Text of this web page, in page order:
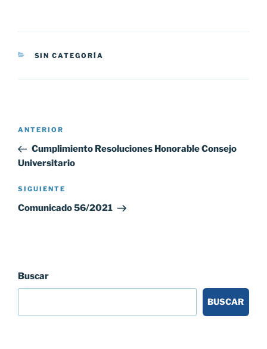
CATEGORÍAS
SIN CATEGORÍA
Navegación
entradas
Entrada
anterior:
ANTERIOR
Cumplimiento Resoluciones Honorable Consejo
Universitario
Siguiente
entrada
SIGUIENTE
Comunicado 56/2021
Buscar
BUSCAR